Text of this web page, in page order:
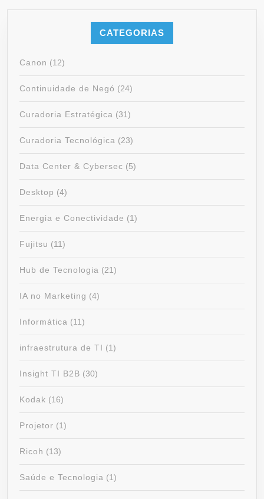
CATEGORIAS
Canon (12)
Continuidade de Negó (24)
Curadoria Estratégica (31)
Curadoria Tecnológica (23)
Data Center & Cybersec (5)
Desktop (4)
Energia e Conectividade (1)
Fujitsu (11)
Hub de Tecnologia (21)
IA no Marketing (4)
Informática (11)
infraestrutura de TI (1)
Insight TI B2B (30)
Kodak (16)
Projetor (1)
Ricoh (13)
Saúde e Tecnologia (1)